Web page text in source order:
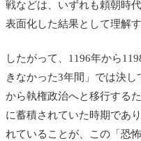
戦などは、いずれも頼朝時
表面化した結果として理解
したがって、1196年から
きなかった3年間」では決
から執権政治へと移行する
に蓄積されていた時期であ
れていることが、この「恐